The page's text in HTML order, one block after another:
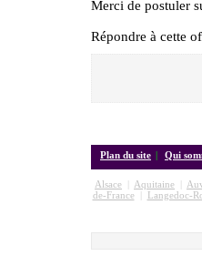
Merci de postuler
Répondre à cette
Plan du site | Qui
Alsace Aquitaine
de-France| Langedoc-